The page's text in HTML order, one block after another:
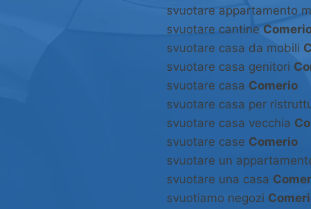
svuotare appartamento
svuotare cantine
svuotare casa da mobili
svuotare casa genitori
svuotare casa Comerio
svuotare casa per
svuotare casa vecchia
svuotare case Comerio
svuotare un
svuotare una casa
svuotiamo negozi